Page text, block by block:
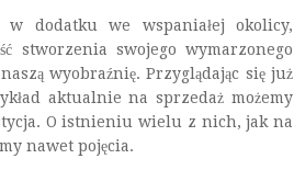
dodatku we wspaniałej okolicy,
stworzenia swojego wymarzonego
wyobraźnię. Przyglądając się już
aktualnie na sprzedaż możemy
O istnieniu wielu z nich, jak na
nawet pojęcia.